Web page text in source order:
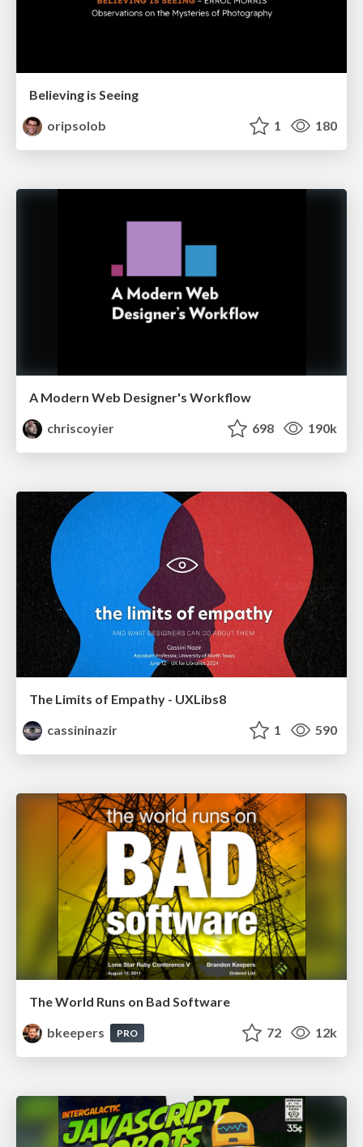
Believing is Seeing
oripsolob
1 180
A Modern Web Designer's Workflow
chriscoyier
698 190k
The Limits of Empathy - UXLibs8
cassininazir
1 590
The World Runs on Bad Software
bkeepers
PRO 72 12k